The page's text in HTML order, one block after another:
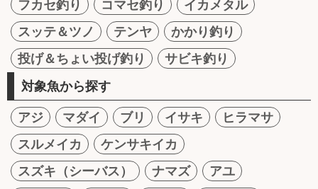
フカセ釣り
コマセ釣り
イカメタル
スッテ＆ツノ
テンヤ
かかり釣り
投げ＆ちょい投げ釣り
サビキ釣り
対象魚から探す
アジ マダイ ブリ イサキ
ヒラマサ
スルメイカ
ケンサキイカ
スズキ（シーバス）
ナマズ
アユ